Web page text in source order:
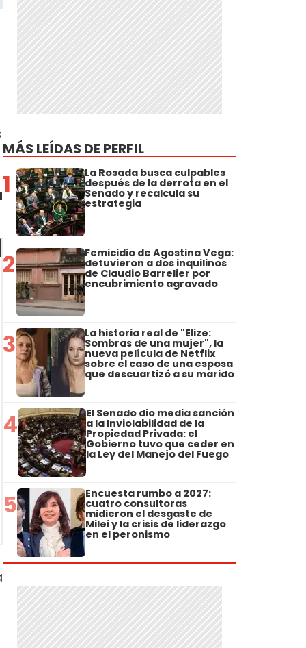
MÁS LEÍDAS DE PERFIL
1 La Rosada busca culpables
después de la derrota en el
Senado y recalcula su
estrategia
2 Femicidio de Agostina Vega:
detuvieron a dos inquilinos
de Claudio Barrelier por
encubrimiento agravado
3 La historia real de "Elize:
Sombras de una mujer", la
nueva película de Netflix
sobre el caso de una esposa
que descuartizó a su marido
4 El Senado dio media sanción
a la Inviolabilidad de la
Propiedad Privada: el
Gobierno tuvo que ceder en
la Ley del Manejo del Fuego
5 Encuesta rumbo a 2027:
cuatro consultoras
midieron el desgaste de
Milei y la crisis de liderazgo
en el peronismo